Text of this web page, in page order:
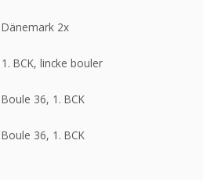
Dänemark 2x
1. BCK, lincke bouler
Boule 36, 1. BCK
Boule 36, 1. BCK